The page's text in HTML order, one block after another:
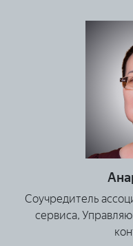
Соучредитель
сервиса,